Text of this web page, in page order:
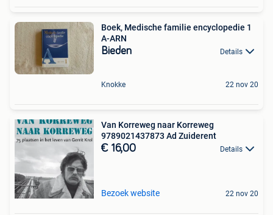
Boek, Medische familie encyclopedie 1
A-ARN
Bieden Details
Knokke 22 nov 20
Van Korreweg naar Korreweg
9789021437873 Ad Zuiderent
€ 16,00 Details
Bezoek website 22 nov 20